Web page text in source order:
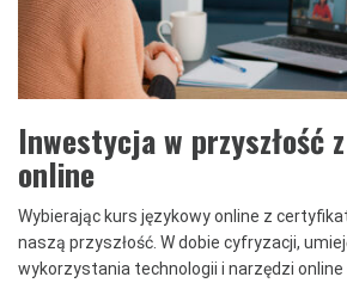
Inwestycja w przyszłość
online
Wybierając kurs językowy online z
naszą przyszłość. W dobie cyfryzacji,
wykorzystania technologii i narzędzi